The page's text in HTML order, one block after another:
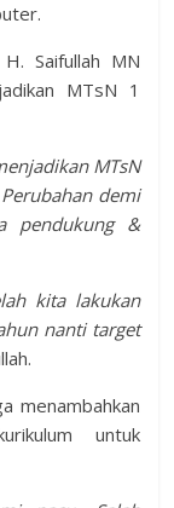
Saifullah MN
MTsN 1
MTsN
demi
pendukung &
kita lakukan
nanti target
menambahkan
untuk